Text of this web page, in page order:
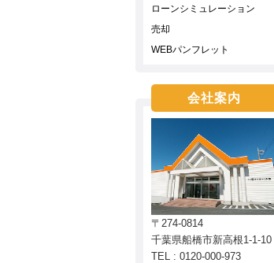
ローンシミュレーション
売却
WEBパンフレット
会社案内
〒274-0814
千葉県船橋市新高根1-1-10
TEL : 0120-000-973